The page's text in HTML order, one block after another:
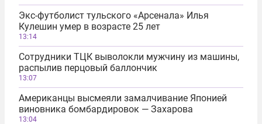
Экс-футболист тульского «Арсенала» Илья
Кулешин умер в возрасте 25 лет
13:14
Сотрудники ТЦК выволокли мужчину из машины,
распылив перцовый баллончик
13:07
Американцы высмеяли замалчивание Японией
виновника бомбардировок — Захарова
13:04